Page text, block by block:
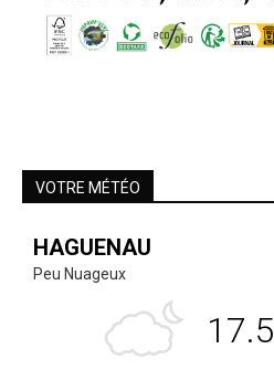
VOTRE MÉTÉO
HAGUENAU
Peu Nuageux
17.5